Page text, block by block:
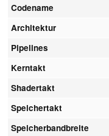
Codename
Architektur
Pipelines
Kerntakt
Shadertakt
Speichertakt
Speicherbandbreite